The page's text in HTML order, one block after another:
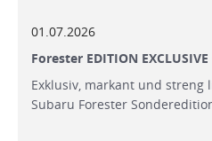
01.07.2026
Forester EDITION EXCLUSIVE
Exklusiv, markant und streng
Subaru Forester